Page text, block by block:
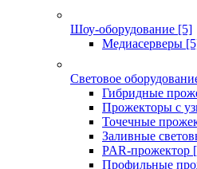
Шоу-оборудование [5]
Медиасерверы
Световое
Гибридные
Прожекторы с
Точечные
Заливные
PAR-прожектор
Профильные